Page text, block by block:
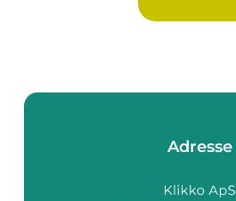
Adresse